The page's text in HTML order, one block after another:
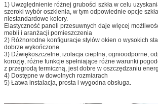
1) Uwzględnienie różnej grubości szkła w celu
szeroki wybór oszklenia, w tym odpowiednie opcje
niestandardowe kolory.
Elastyczność paneli przesuwnych daje więcej
mebli i aranżacji pomieszczenia
2) Różnorodne konfiguracje stylów okien o wysokich
dobrze wykończone
3) Dźwiękoszczelne, izolacja cieplna, ognioodporne,
korozję, różne funkcje spełniające różne warunki
z przegrodą termiczną, jest dobre w oszczędzaniu
4) Dostępne w dowolnych rozmiarach
5) Łatwa instalacja, prosta i wygodna obsługa.